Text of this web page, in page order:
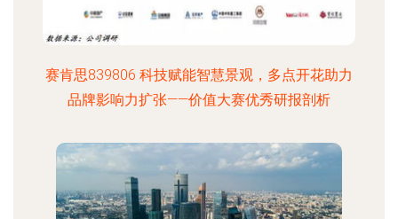
赛肯思839806 科技赋能智慧景观，多点开花助力
品牌影响力扩张——价值大赛优秀研报剖析